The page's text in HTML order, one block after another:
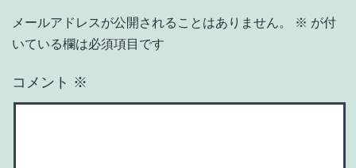
メールアドレスが公開されることはありません。 ※ が付
いている欄は必須項目です
コメント ※